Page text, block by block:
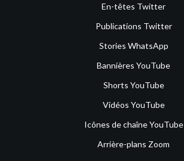
En-têtes Twitter
Publications Twitter
Stories WhatsApp
Bannières YouTube
Shorts YouTube
Vidéos YouTube
Icônes de chaîne YouTube
Arrière-plans Zoom